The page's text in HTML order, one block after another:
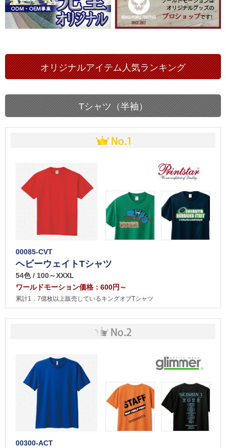
オリジナルアイテム人気ランキング
Tシャツ（半袖）
00085-CVT
ヘビーウェイトTシャツ
54色 / 100～XXXL
ワールドモーション価格：600円～
累計1．7億枚以上販売しているキングオブTシャツ
00300-ACT